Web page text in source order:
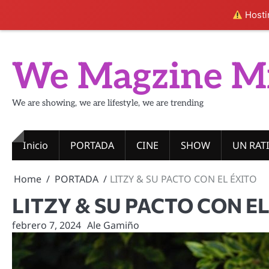
content
We Magzine
We are showing, we are lifestyle, we are trending
Inicio PORTADA CINE SHOW UN
Home PORTADA LITZY & SU PACTO CON EL ÉXITO
LITZY & SU PACTO CON
febrero 7, 2024 Ale Gamiño